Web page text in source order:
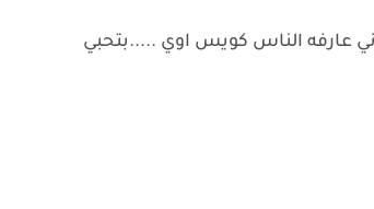
عارفه الناس كويس اوي .....بتحبي